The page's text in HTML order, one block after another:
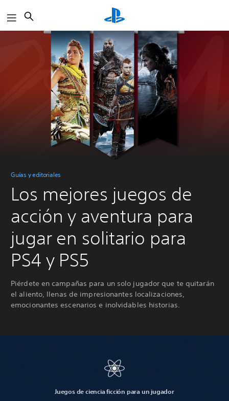
Guías y editoriales
Los mejores juegos de
acción y aventura para
jugar en solitario para
PS4 y PS5
Piérdete en campañas para un solo jugador que te quitarán
el aliento, llenas de impresionantes localizaciones,
emocionantes escenarios e inolvidables historias.
Juegos de ciencia ficción para un jugador